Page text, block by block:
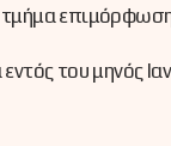
του μηνός